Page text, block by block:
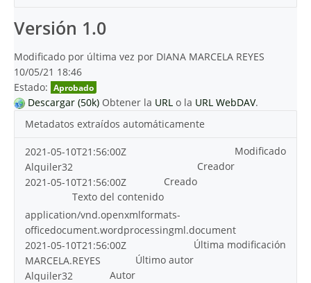
Versión 1.0
Modificado por última vez por DIANA MARCELA REYES
10/05/21 18:46
Estado: Aprobado
Descargar (50k) Obtener la URL o la URL WebDAV.
Metadatos extraídos automáticamente
Modificado
2021-05-10T21:56:00Z
Creador
Alquiler32
Creado
2021-05-10T21:56:00Z
Texto del contenido
application/vnd.openxmlformats-
officedocument.wordprocessingml.document
Última modificación
2021-05-10T21:56:00Z
Último autor
MARCELA.REYES
Autor
Alquiler32